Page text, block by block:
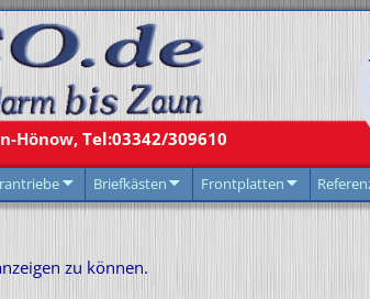
Hönow, Tel:03342/309610
Briefkästen Frontplatten
zu können.